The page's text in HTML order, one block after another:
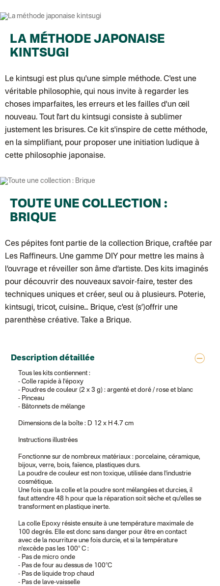
Lettre prioritaire
Chronopost - Livraison express à domicile : Colis livré en 1 à 3
Colissimo suivi (expédition Toi-même)
DPD colis suivi (expédition Bounce)
LA MÉTHODE JAPONAISE
KINTSUGI
Le kintsugi est plus qu'une simple méthode. C'est une
véritable philosophie, qui nous invite à regarder les
choses imparfaites, les erreurs et les failles d'un œil
nouveau. Tout l'art du kintsugi consiste à sublimer
justement les brisures. Ce kit s'inspire de cette méthode,
en la simplifiant, pour proposer une initiation ludique à
cette philosophie japonaise.
TOUTE UNE COLLECTION :
BRIQUE
Ces pépites font partie de la collection Brique, craftée par
Les Raffineurs. Une gamme DIY pour mettre les mains à
l’ouvrage et réveiller son âme d’artiste. Des kits imaginés
pour découvrir des nouveaux savoir-faire, tester des
techniques uniques et créer, seul ou à plusieurs. Poterie,
kintsugi, tricot, cuisine… Brique, c’est (s’)offrir une
parenthèse créative. Take a Brique.
Description détaillée
Tous les kits contiennent :
- Colle rapide à l'époxy
- Poudres de couleur (2 x 3 g) : argenté et doré / rose et blanc
- Pinceau
- Bâtonnets de mélange
Dimensions de la boîte : D 12 x H 4.7 cm
Instructions illustrées
Fonctionne sur de nombreux matériaux : porcelaine, céramique,
bijoux, verre, bois, faïence, plastiques durs.
La poudre de couleur est non toxique, utilisée dans l'industrie
cosmétique.
Une fois que la colle et la poudre sont mélangées et durcies, il
faut attendre 48 h pour que la réparation soit sèche et qu'elles se
transforment en plastique inerte.
La colle Epoxy résiste ensuite à une température maximale de
100 degrés. Elle est donc sans danger pour être en contact
avec de la nourriture une fois durcie, et si la température
n'excède pas les 100° C :
- Pas de micro onde
- Pas de four au dessus de 100°C
- Pas de liquide trop chaud
- Pas de lave-vaisselle